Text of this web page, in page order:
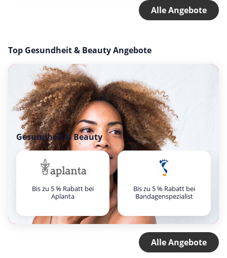
Alle Angebote
Top Gesundheit & Beauty Angebote
Gesundheit & Beauty
Bis zu 5 % Rabatt bei
Aplanta
Bis zu 5 % Rabatt bei
Bandagenspezialist
Alle Angebote